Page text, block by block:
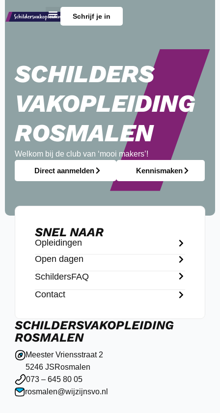
Schrijf je in
SCHILDERS
VAKOPLEIDING
ROSMALEN
Welkom bij de club van ‘mooi makers’!
Direct aanmelden
Kennismaken
SCHILDERSVAKOPLEIDING
ROSMALEN
Meester Vriensstraat 2
5246 JSRosmalen
073 – 645 80 05
rosmalen@wijzijnsvo.nl
SNEL NAAR
Opleidingen
Open dagen
SchildersFAQ
Contact